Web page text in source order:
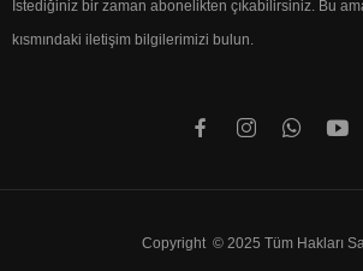
İstediğiniz bir zaman abonelikten çıkabilirsiniz. Bu
kısmındaki iletişim bilgilerimizi bulun.
Copyright © 2025 Tüm Hakları